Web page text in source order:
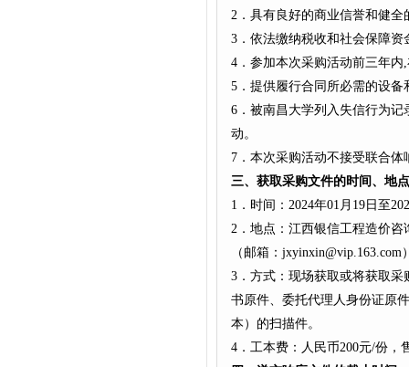
2．具有良好的商业信誉和健全
3．依法缴纳税收和社会保障资
4．参加本次采购活动前三年
5．提供履行合同所必需的设
6．被南昌大学列入失信行为
动。
7．本次采购活动不接受联合
三、获取采购文件的时间、地
1．时间：2024年01月19日至
2．地点：江西银信工程造价咨
（邮箱：jxyinxin@vip.163.com
3．方式：现场获取或将获取
书原件、委托代理人身份证原
本）的扫描件。
4．工本费：人民币200元/份，